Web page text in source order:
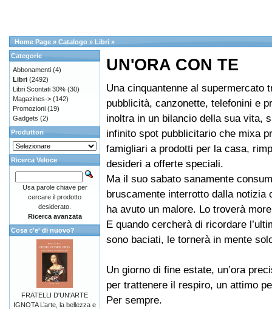
Home Page » Catalogo » Libri »
UN'ORA CON TE
Una cinquantenne al supermercato
pubblicità, canzonette, telefonini e
inoltra in un bilancio della sua vita,
infinito spot pubblicitario che mixa
famigliari a prodotti per la casa,
desideri a offerte speciali.
Ma il suo sabato sanamente
bruscamente interrotto dalla notizia
ha avuto un malore. Lo troverà
E quando cercherà di ricordare
sono baciati, le tornerà in mente
Un giorno di fine estate, un’ora
per trattenere il respiro, un attimo
Per sempre.
Categorie
Abbonamenti (4)
Libri (2492)
Libri Scontati 30% (30)
Magazines-> (142)
Promozioni (19)
Gadgets (2)
Produttori
Ricerca Veloce
Usa parole chiave per
cercare il prodotto
desiderato.
Ricerca avanzata
Cosa c'e' di nuovo?
FRATELLI D'UN'ARTE
IGNOTA L’arte, la bellezza e